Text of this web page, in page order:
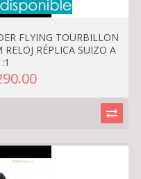
FLYING TOURBILLON
RÉPLICA SUIZO A